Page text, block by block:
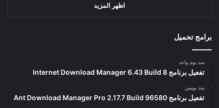
اظهر المزيد
برامج تحميل
منذ يوم واحد
تفعيل برنامج Internet Download Manager 6.43 Build 8
منذ يومين
تفعيل برنامج Ant Download Manager Pro 2.17.7 Build 96580